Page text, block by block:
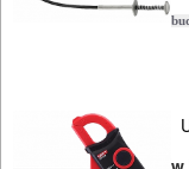
NARZĘDZIA